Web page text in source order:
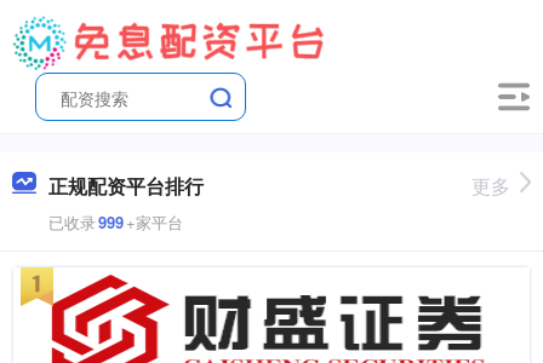
正规配资平台排行
已收录999+家平台
更多